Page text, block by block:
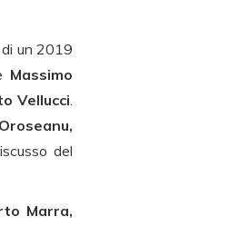
un 2019
Massimo
Vellucci.
del
Marra,